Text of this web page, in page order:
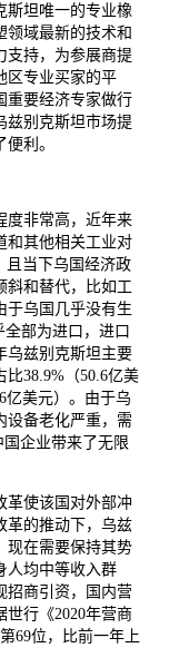
斯坦唯一的专业橡
领域最新的技术和
支持，为参展商提
区专业买家的平
重要经济专家做行
兹别克斯坦市场提
利。
度非常高，近年来
和其他相关工业对
且当下乌国经济政
斜和替代，比如工
于乌国几乎没有生
全部为进口，进口
乌兹别克斯坦主要
比38.9% （50.6亿美
亿美元）。由于乌
设备老化严重，需
企业带来了无限
革使该国对外部冲
革的推动下，乌兹
现在需要保持其势
人均中等收入群
招商引资，国内营
世行《2020年营商
69位，比前一年上